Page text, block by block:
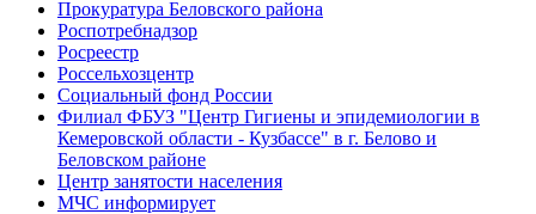
Прокуратура Беловского района
Роспотребнадзор
Росреестр
Россельхозцентр
Социальный фонд России
Филиал ФБУЗ "Центр Гигиены и эпидемиологии в
Кемеровской области - Кузбассе" в г. Белово и
Беловском районе
Центр занятости населения
МЧС информирует